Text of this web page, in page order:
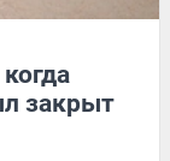
закрыт